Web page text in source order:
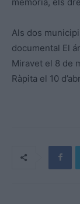
Als dos
documental El
Miravet el 8 de
Ràpita el 10